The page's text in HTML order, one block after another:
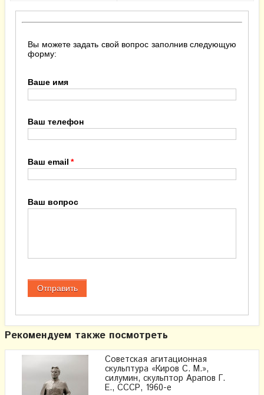
Вы можете задать свой вопрос заполнив следующую
форму:
Ваше имя
Ваш телефон
Ваш email
Ваш вопрос
Рекомендуем также посмотреть
Советская агитационная
скульптура «Киров С. М.»,
силумин, скульптор Арапов Г.
Е., СССР, 1960-е